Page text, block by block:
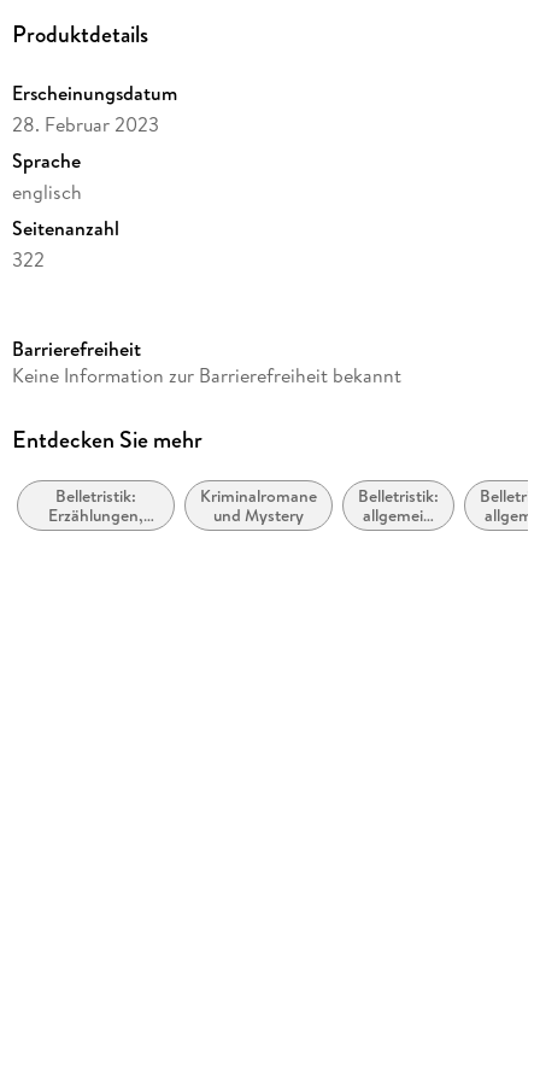
Produktdetails
Erscheinungsdatum
28. Februar 2023
Sprache
englisch
Seitenanzahl
322
Autor/Autorin
Verlag/Hersteller
Produktart
kartoniert
Barrierefreiheit
Keine Information zur Barrierefreiheit bekannt
Entdecken Sie mehr
Belletristik:
Erzählungen,
Kurzgeschichten,
Kriminalromane
und Mystery
Belletristik:
allgemein
und
und